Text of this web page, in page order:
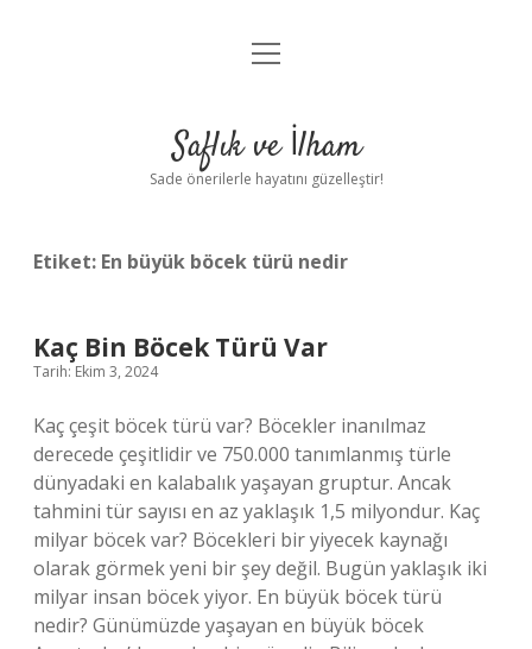
Anasayfa
Yasal Uyarı
menüyü
Saflık ve İlham
Sade önerilerle hayatını güzelleştir!
Etiket: En büyük böcek türü nedir
Kaç Bin Böcek Türü Var
Tarih: Ekim 3, 2024
Kaç çeşit böcek türü var? Böcekler inanılmaz
derecede çeşitlidir ve 750.000 tanımlanmış türle
dünyadaki en kalabalık yaşayan gruptur. Ancak
tahmini tür sayısı en az yaklaşık 1,5 milyondur. Kaç
milyar böcek var? Böcekleri bir yiyecek kaynağı
olarak görmek yeni bir şey değil. Bugün yaklaşık iki
milyar insan böcek yiyor. En büyük böcek türü
nedir? Günümüzde yaşayan en büyük böcek